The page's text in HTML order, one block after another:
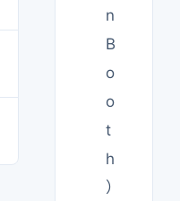
n
B
o
o
t
h
）